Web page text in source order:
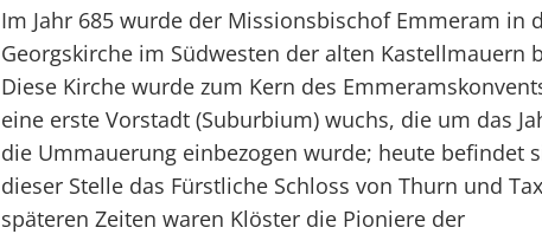
Im Jahr 685 wurde der Missionsbischof Emmeram in
Georgskirche im Südwesten der alten Kastellmauern
Diese Kirche wurde zum Kern des
eine erste Vorstadt (Suburbium) wuchs, die um das
die Ummauerung einbezogen wurde; heute befindet
dieser Stelle das Fürstliche Schloss von Thurn und
späteren Zeiten waren Klöster die Pioniere der